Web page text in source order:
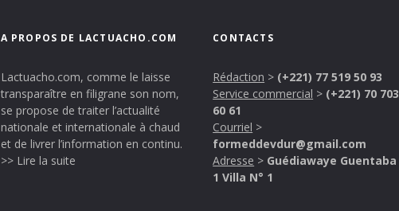
A PROPOS DE LACTUACHO.COM
Lactuacho.com, comme le laisse
transparaître en filigrane son nom,
se propose de traiter l’actualité
nationale et internationale à chaud
et de livrer l’information en continu.
>> Lire la suite
CONTACTS
Rédaction > (+221) 77 519 50 93
Service commercial > (+221) 70 703
60 61
Courriel >
formeddevdur@gmail.com
Adresse > Guédiawaye Guentaba
1 Villa N° 1